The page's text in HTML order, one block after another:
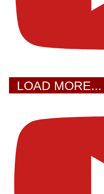
LOAD MORE...